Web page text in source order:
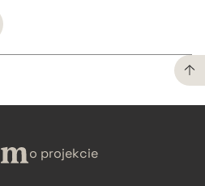
o projekcie